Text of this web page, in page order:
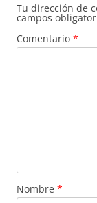
Tu dirección de
campos
Comentario *
Nombre *